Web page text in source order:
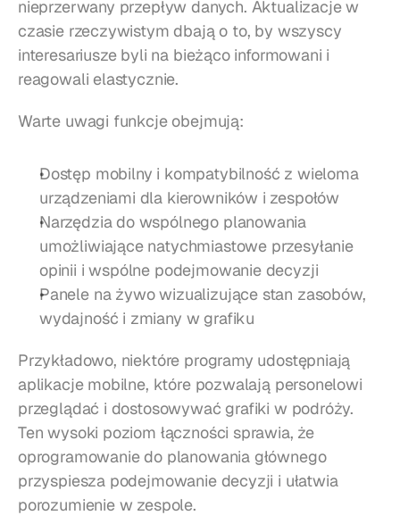
nieprzerwany przepływ danych. Aktualizacje w
czasie rzeczywistym dbają o to, by wszyscy
interesariusze byli na bieżąco informowani i
reagowali elastycznie.
Warte uwagi funkcje obejmują:
Dostęp mobilny i kompatybilność z wieloma
urządzeniami dla kierowników i zespołów
Narzędzia do wspólnego planowania
umożliwiające natychmiastowe przesyłanie
opinii i wspólne podejmowanie decyzji
Panele na żywo wizualizujące stan zasobów,
wydajność i zmiany w grafiku
Przykładowo, niektóre programy udostępniają
aplikacje mobilne, które pozwalają personelowi
przeglądać i dostosowywać grafiki w podróży.
Ten wysoki poziom łączności sprawia, że
oprogramowanie do planowania głównego
przyspiesza podejmowanie decyzji i ułatwia
porozumienie w zespole.